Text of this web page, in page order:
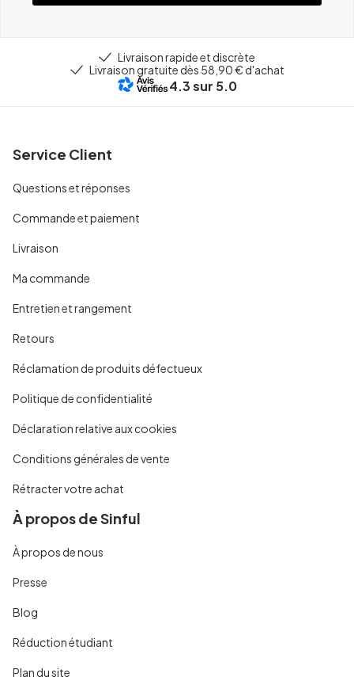
Livraison rapide et discrète
Livraison gratuite dès 58,90 € d'achat
4.3sur 5.0
Service Client
Questions et réponses
Commande et paiement
Livraison
Ma commande
Entretien et rangement
Retours
Réclamation de produits défectueux
Politique de confidentialité
Déclaration relative aux cookies
Conditions générales de vente
Rétracter votre achat
À propos de Sinful
À propos de nous
Presse
Blog
Réduction étudiant
Plan du site